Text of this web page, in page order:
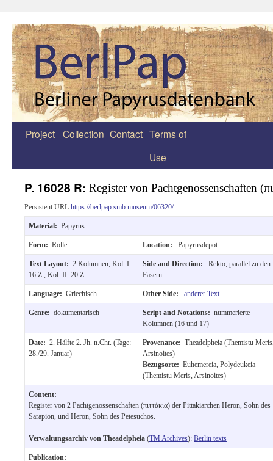
Zum
Project Collection Contact Terms of
Use
P. 16028 R: Register von Pachtgenossenschaften
Persistent URL https://berlpap.smb.museum/06320/
Material: Papyrus
Form: Rolle Location: Papyrusdepot
Text Layout: 2 Kolumnen, Kol. I:
16 Z., Kol. II: 20 Z.
Side and Direction:
Rekto, parallel zu den
Fasern
Language: Griechisch Other Side: anderer Text
Genre: dokumentarisch Script and Notations: nummerierte
Kolumnen (16 und 17)
Date: 2. Hälfte 2. Jh. n.Chr. (Tage:
28./29. Januar)
Provenance: Theadelpheia (Themistu
Arsinoites)
Bezugsorte: Euhemereia, Polydeukeia
(Themistu Meris, Arsinoites)
Content:
Register von 2 Pachtgenossenschaften (πιττάκια) der Pittakiarchen Heron, Sohn des
Sarapion, und Heron, Sohn des Petesuchos.
Verwaltungsarchiv von Theadelpheia (TM Archives): Berlin texts
Publication: